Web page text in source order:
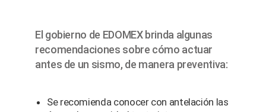
El gobierno de EDOMEX brinda algunas
recomendaciones sobre cómo actuar
antes de un sismo, de manera preventiva:
Se recomienda conocer con antelación las